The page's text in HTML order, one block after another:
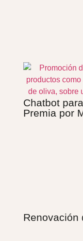
Chatbot
Premia por
Renovación